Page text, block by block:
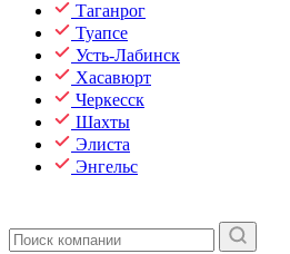
Таганрог
Туапсе
Усть-Лабинск
Хасавюрт
Черкесск
Шахты
Элиста
Энгельс